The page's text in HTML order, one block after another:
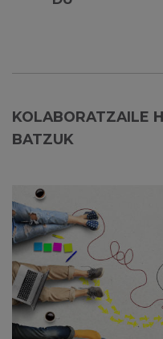
KOLABORATZAILE
BATZUK